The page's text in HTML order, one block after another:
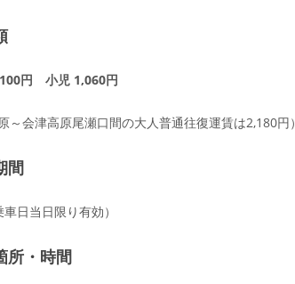
円 小児 1,060円
原～会津高原尾瀬口間の大人普通往復運賃は2,180円）
間
日当日限り有効）
所・時間